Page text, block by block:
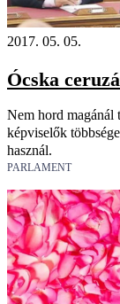
2017. 05. 05.
Ócska
Nem hord magánál
képviselők
használ.
PARLAMENT